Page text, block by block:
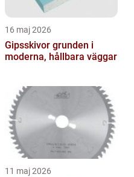
16 maj 2026
Gipsskivor grunden i
moderna, hållbara väggar
11 maj 2026